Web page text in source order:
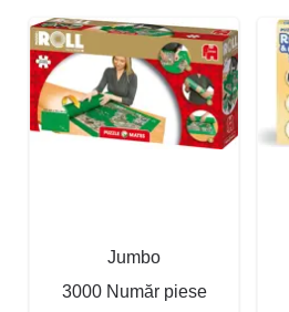
Jumbo
3000 Număr piese